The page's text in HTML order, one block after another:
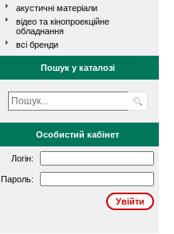
акустичні матеріали
відео та кінопроекційне
обладнання
всі бренди
Пошук у каталозі
Особистий кабінет
Логін:
Пароль: